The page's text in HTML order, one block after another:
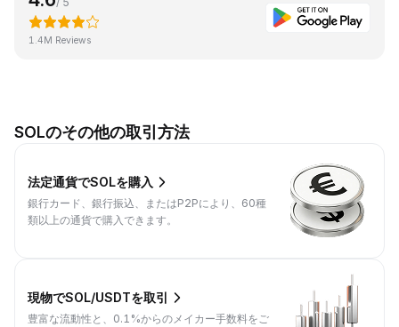
1.4M Reviews
SOLのその他の取引方法
法定通貨でSOLを購入
銀行カード、銀行振込、またはP2Pにより、60種
類以上の通貨で購入できます。
現物でSOL/USDTを取引
豊富な流動性と、0.1%からのメイカー手数料をご